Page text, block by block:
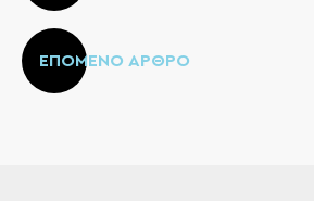
ΕΠΟΜΕΝΟ ΑΡΘΡΟ